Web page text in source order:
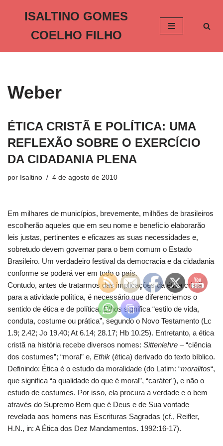
o
ISALTINO GOMES
COELHO FILHO
Weber
ÉTICA CRISTÃ E POLÍTICA: UMA
REFLEXÃO SOBRE O EXERCÍCIO
DA CIDADANIA PLENA
por Isaltino 4 de agosto de 2010
Em milhares de municípios, brevemente, milhões de brasileiros
escolherão aqueles que em seu nome e benefício elaborarão
leis justas, pertinentes e eficazes as suas necessidades e,
sobretudo devem governar para o bem comum o Estado
Brasileiro. Um verdadeiro festival da democracia e da cidadania
conforme se poderá ver em todo o país.
Contudo, antes de tratarmos das implicações da ética cristã
para a atividade política, é necessário que diferenciemos o
sentido de ética e de política.Ethossignifica “estilo de vida,
conduta, costume ou prática”, segundo o Novo Testamento (Lc
1.9; 2.42; Jo 19.40; At 6.14; 28.17; Hb 10.25). Entretanto, a ética
cristã na história recebe diversos nomes: Sittenlehre – “ciência
dos costumes”; “moral” e, Ethik (ética) derivado do texto bíblico.
Definindo: Ética é o estudo da moralidade (do Latim: “moralitos“,
que significa “a qualidade do que é moral”, “caráter”), e não o
estudo de costumes. Por isso, ela procura a verdade e o bem
através do Supremo Bem que é Deus e de Sua vontade
revelada aos homens nas Escrituras Sagradas (cf., Reifler,
H.N., in: A Ética dos Dez Mandamentos. 1992:16-17).